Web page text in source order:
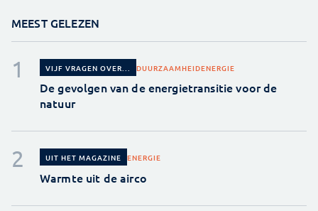
MEEST GELEZEN
VIJF VRAGEN OVER... DUURZAAMHEIDENERGIE
De gevolgen van de energietransitie voor de
natuur
UIT HET MAGAZINE ENERGIE
Warmte uit de airco